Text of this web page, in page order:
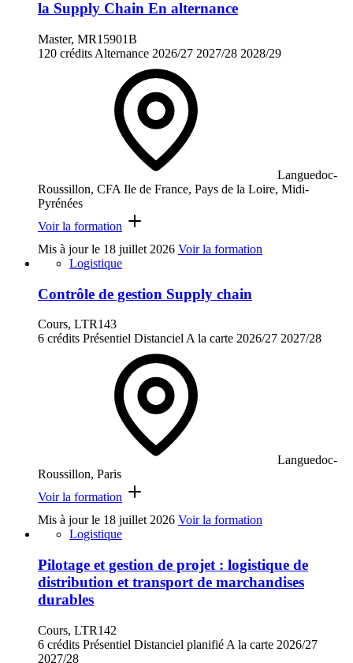
la Supply Chain En alternance
Master, MR15901B
120 crédits Alternance 2026/27 2027/28 2028/29
Languedoc-
Roussillon, CFA Ile de France, Pays de la Loire, Midi-
Pyrénées
Voir la formation
Mis à jour le 18 juillet 2026 Voir la formation
Logistique
Contrôle de gestion Supply chain
Cours, LTR143
6 crédits Présentiel Distanciel A la carte 2026/27 2027/28
Languedoc-
Roussillon, Paris
Voir la formation
Mis à jour le 18 juillet 2026 Voir la formation
Logistique
Pilotage et gestion de projet : logistique de
distribution et transport de marchandises
durables
Cours, LTR142
6 crédits Présentiel Distanciel planifié A la carte 2026/27
2027/28